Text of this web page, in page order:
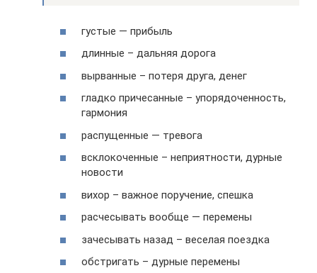
густые — прибыль
длинные – дальняя дорога
вырванные – потеря друга, денег
гладко причесанные – упорядоченность,
гармония
распущенные — тревога
всклокоченные – неприятности, дурные
новости
вихор – важное поручение, спешка
расчесывать вообще — перемены
зачесывать назад – веселая поездка
обстригать – дурные перемены